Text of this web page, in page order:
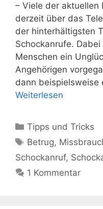
– Viele der aktuellen
derzeit über das
der hinterhältigsten
Schockanrufe.
Menschen ein
Angehörigen
dann beispielsweise
Weiterlesen
Kategorien
Tipps und Tricks
Schlagwörter
Betrug,
Schockanruf,
1 Kommentar